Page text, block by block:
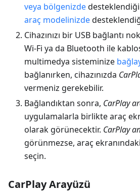
veya bölgenizde
araç modelinizde
Cihazınızı bir USB bağlantı
Wi-Fi ya da Bluetooth ile
multimedya sisteminize
bağlanırken, cihazınızda
vermeniz gerekebilir.
Bağlandıktan sonra, CarPlay
uygulamalarla birlikte araç
olarak görünecektir. CarPlay
görünmezse, araç ekranındaki
seçin.
CarPlay Arayüzü